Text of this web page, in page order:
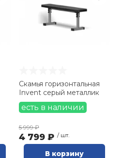
Ролики для
Эспандеры и
Аксессуары
йоги
Скамья горизонтальная
Invent серый металлик
есть в наличии
5 999 ₽
4 799 ₽ / шт.
В корзину